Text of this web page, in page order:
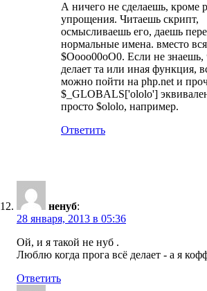
А ничего не сделаешь, кроме
упрощения. Читаешь скрипт,
осмысливаешь его, даешь
нормальные имена. вместо
$Oooo00oO0. Если не знаешь,
делает та или иная функция,
можно пойти на php.net и
$_GLOBALS['ololo']
просто $ololo, например.
Ответить
ненуб:
28 января, 2013 в 05:36
Ой, и я такой не нуб .
Люблю когда прога всё делает - а я
Ответить